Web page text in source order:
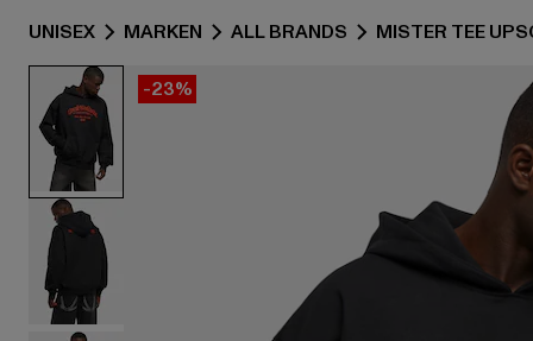
UNISEX MARKEN ALL BRANDS MISTER TEE
-23%